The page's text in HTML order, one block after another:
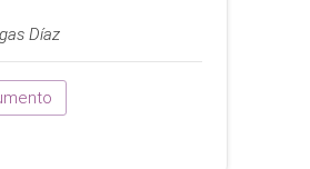
Díaz